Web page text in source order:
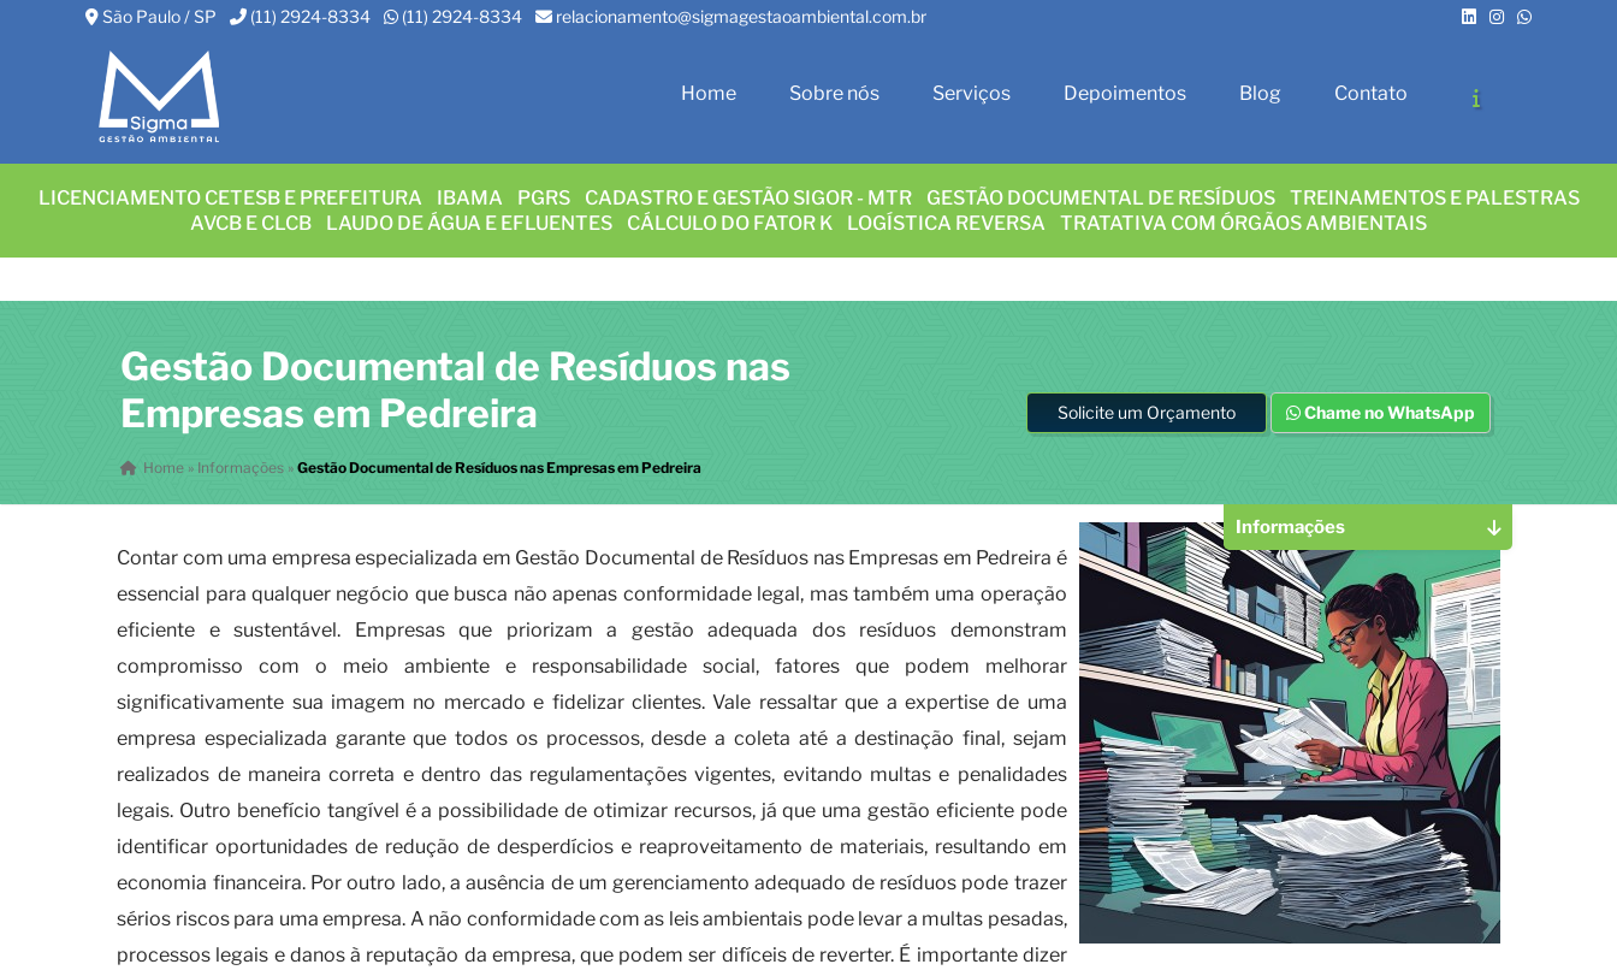
São Paulo / SP (11) 2924-8334 (11) 2924-8334 relacionamento@sigmagestaoambiental.com.br
Home Sobre nós Serviços Depoimentos Blog Contato
LICENCIAMENTO CETESB E PREFEITURA IBAMA PGRS CADASTRO E GESTÃO SIGOR - MTR GESTÃO DOCUMENTAL DE RESÍDUOS
TREINAMENTOS E PALESTRAS
AVCB E CLCB
LAUDO DE ÁGUA E EFLUENTES CÁLCULO DO FATOR K LOGÍSTICA REVERSA TRATATIVA COM ÓRGÃOS AMBIENTAIS
Gestão Documental de Resíduos nas
Empresas em Pedreira
Home » Informações »Gestão Documental de Resíduos nas Empresas em Pedreira
Solicite um Orçamento Chame no WhatsApp
Contar com uma empresa especializada em Gestão Documental de Resíduos nas Empresas em Pedreira é
essencial para qualquer negócio que busca não apenas conformidade legal, mas também uma operação
eficiente e sustentável. Empresas que priorizam a gestão adequada dos resíduos demonstram
compromisso com o meio ambiente e responsabilidade social, fatores que podem melhorar
significativamente sua imagem no mercado e fidelizar clientes. Vale ressaltar que a expertise de uma
empresa especializada garante que todos os processos, desde a coleta até a destinação final, sejam
realizados de maneira correta e dentro das regulamentações vigentes, evitando multas e penalidades
legais. Outro benefício tangível é a possibilidade de otimizar recursos, já que uma gestão eficiente pode
identificar oportunidades de redução de desperdícios e reaproveitamento de materiais, resultando em
economia financeira. Por outro lado, a ausência de um gerenciamento adequado de resíduos pode trazer
sérios riscos para uma empresa. A não conformidade com as leis ambientais pode levar a multas pesadas,
processos legais e danos à reputação da empresa, que podem ser difíceis de reverter. É importante dizer
Informações